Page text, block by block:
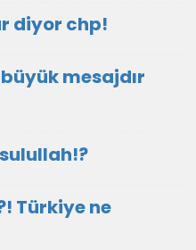
diyor chp!
mesajdır
Türkiye ne